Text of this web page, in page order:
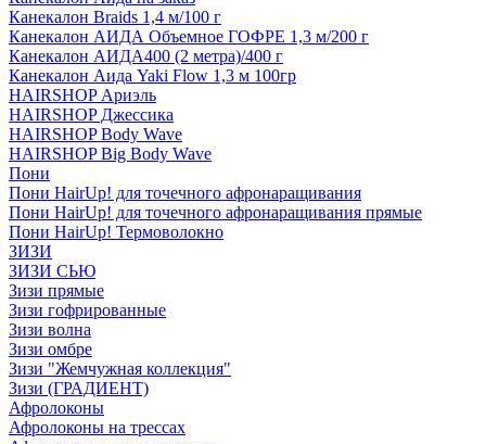
Канекалон Braids 1,4 м/100 г
Канекалон АИДА Объемное ГОФРЕ 1,3 м/200 г
Канекалон АИДА400 (2 метра)/400 г
Канекалон Аида Yaki Flow 1,3 м 100гр
HAIRSHOP Ариэль
HAIRSHOP Джессика
HAIRSHOP Body Wave
HAIRSHOP Big Body Wave
Пони
Пони HairUp! для точечного афронаращивания
Пони HairUp! для точечного афронаращивания прямые
Пони HairUp! Термоволокно
ЗИЗИ
ЗИЗИ СЬЮ
Зизи прямые
Зизи гофрированные
Зизи волна
Зизи омбре
Зизи "Жемчужная коллекция"
Зизи (ГРАДИЕНТ)
Афролоконы
Афролоконы на трессах